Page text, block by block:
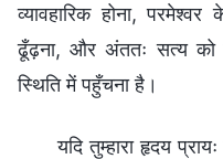
व्यावहारिक होना,
ढूँढ़ना, और अंततः सत्य
स्थिति में पहुँचना है।
यदि तुम्हारा हृदय